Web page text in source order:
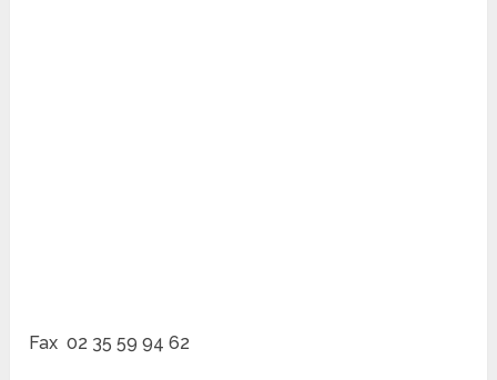
Fax 02 35 59 94 62